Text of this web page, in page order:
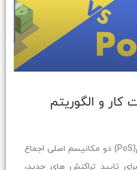
کار و الگوریتم
اثبات کار(PoW) و اثبات سهام(PoS) دو مکانیسم اصلی اجماع
تایید تراکنش های جدید،